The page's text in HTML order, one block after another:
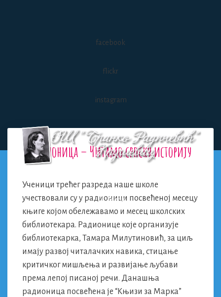
facebook
flickr
instagram
Menu
Радионица – Читамо српску историју
Ученици трећег разреда наше школе
учествовали су у радионици посвећеној месецу
књиге којом обележавамо и месец школских
библиотекара. Радионице које организује
библиотекарка, Тамара Милутиновић, за циљ
имају развој читалачких навика, стицање
критичког мишљења и развијање љубави
према лепој писаној речи. Данашња
радионица посвећена је “Књизи за Марка”